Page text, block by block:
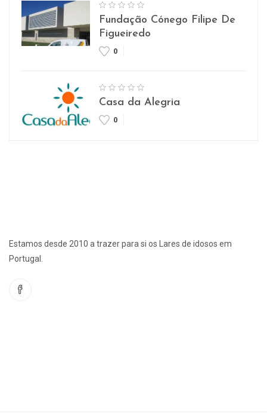
Fundação Cónego Filipe De
Figueiredo
0
Casa da Alegria
0
Estamos desde 2010 a trazer para si os Lares de idosos em
Portugal.